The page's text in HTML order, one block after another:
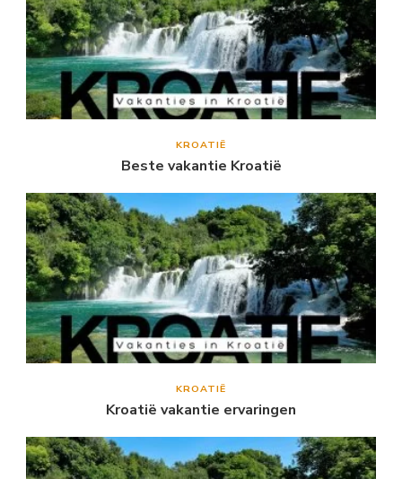
KROATIË
Beste vakantie Kroatië
KROATIË
Kroatië vakantie ervaringen